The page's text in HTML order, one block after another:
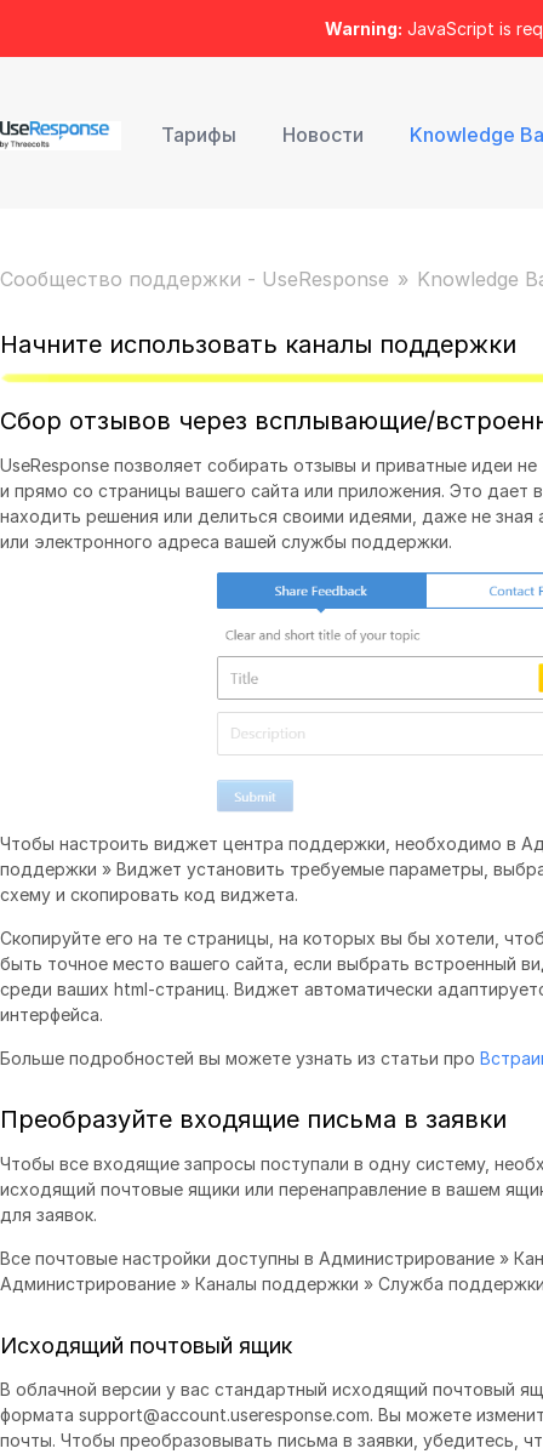
Warning: JavaScript is
Тарифы Новости Knowledge
Сообщество поддержки - UseResponse Knowledge
Начните использовать каналы поддержки
Сбор отзывов через всплывающие/
UseResponse позволяет собирать отзывы и приватные идеи
и прямо со страницы вашего сайта или приложения. Это дает
находить решения или делиться своими идеями, даже не зная
или электронного адреса вашей службы поддержки.
Чтобы настроить виджет центра поддержки, необходимо в
поддержки » Виджет установить требуемые параметры,
схему и скопировать код виджета.
Скопируйте его на те страницы, на которых вы бы хотели,
быть точное место вашего сайта, если выбрать встроенный
среди ваших html-страниц. Виджет автоматически
интерфейса.
Больше подробностей вы можете узнать из статьи про
Преобразуйте входящие письма в заявки
Чтобы все входящие запросы поступали в одну систему,
исходящий почтовые ящики или перенаправление в вашем
для заявок.
Все почтовые настройки доступны в Администрирование »
Администрирование » Каналы поддержки » Служба
Исходящий почтовый ящик
В облачной версии у вас стандартный исходящий почтовый
формата support@account.useresponse.com. Вы можете
почты. Чтобы преобразовывать письма в заявки, убедитесь,